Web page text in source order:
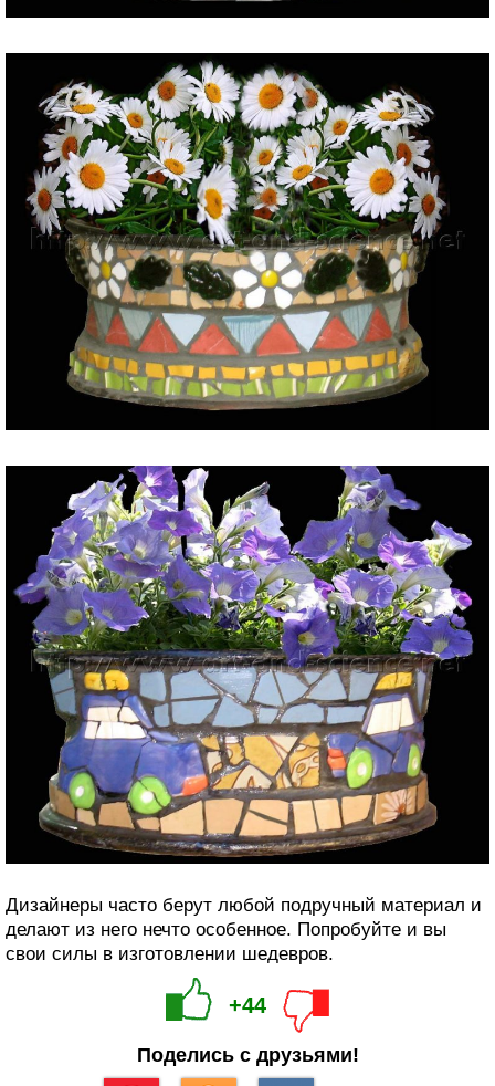
Дизайнеры часто берут любой подручный материал и
делают из него нечто особенное. Попробуйте и вы
свои силы в изготовлении шедевров.
+44
Поделись с друзьями!